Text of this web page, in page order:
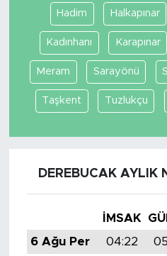
Hadim Halkapınar
Kadınhanı Karapınar
Meram Sarayönü
Taşkent Tuzlukçu
DEREBUCAK AYLIK
İMSAK
6 Ağu Per
04:22